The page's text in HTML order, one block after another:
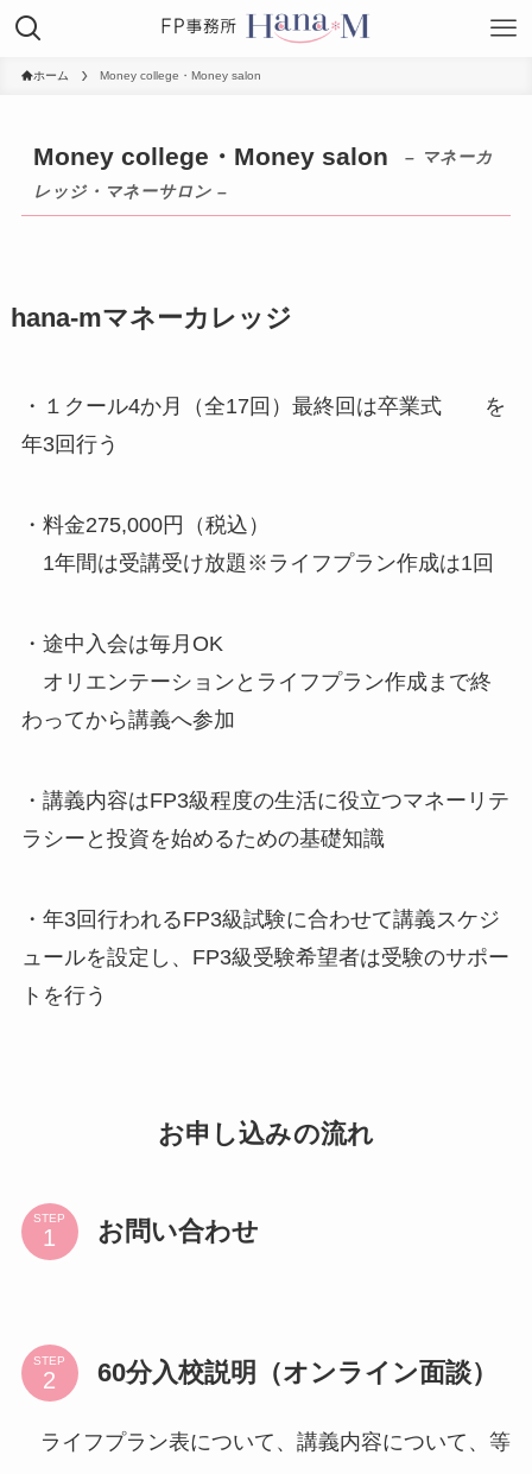
ホーム Money college・Money salon
Money college・Money salon
– マネーカ
レッジ・マネーサロン –
hana-mマネーカレッジ
・１クール4か月（全17回）最終回は卒業式 を
年3回行う
・料金275,000円（税込）
1年間は受講受け放題※ライフプラン作成は1回
・途中入会は毎月OK
オリエンテーションとライフプラン作成まで終
わってから講義へ参加
・講義内容はFP3級程度の生活に役立つマネーリテ
ラシーと投資を始めるための基礎知識
・年3回行われるFP3級試験に合わせて講義スケジ
ュールを設定し、FP3級受験希望者は受験のサポー
トを行う
お申し込みの流れ
STEP お問い合わせ
STEP 60分入校説明（オンライン面談）
ライフプラン表について、講義内容について、等